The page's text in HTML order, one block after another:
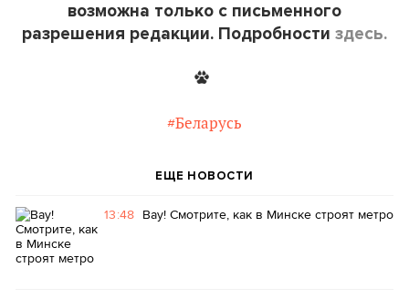
возможна только с письменного
разрешения редакции. Подробности здесь.
#Беларусь
ЕЩЕ НОВОСТИ
13:48 Вау! Смотрите, как в Минске строят метро